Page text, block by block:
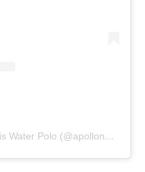
A post shared by Apollon Smyrnis Water Polo (@apollon_water_polo)